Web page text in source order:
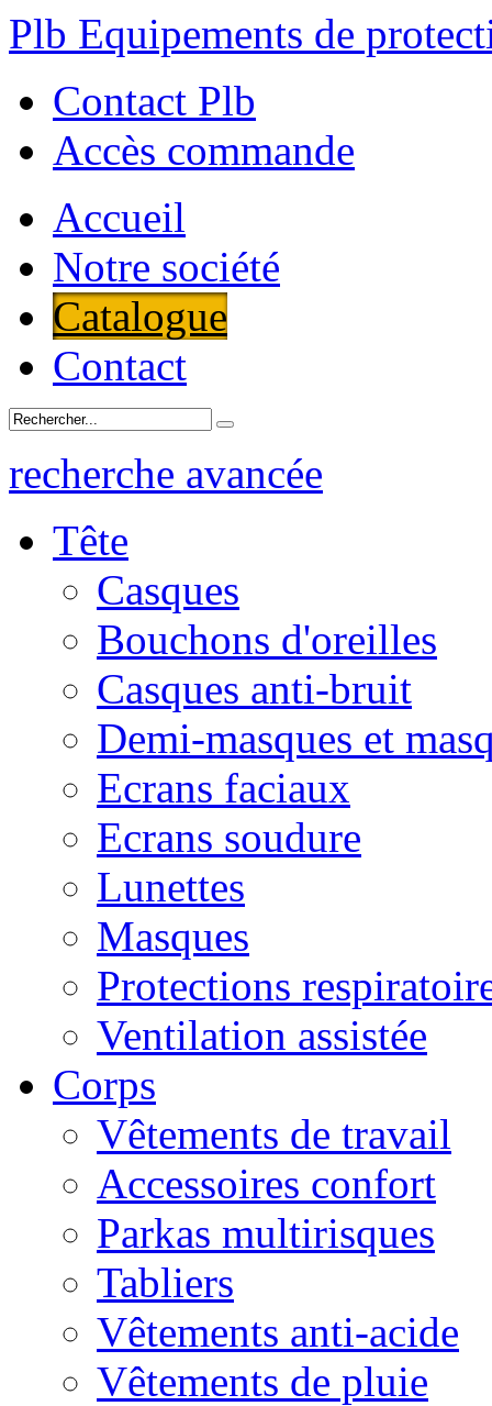
Plb Equipements de
Contact Plb
Accès commande
Accueil
Notre société
Catalogue
Contact
recherche avancée
Tête
Casques
Bouchons d'oreilles
Casques anti-bruit
Demi-masques et
Ecrans faciaux
Ecrans soudure
Lunettes
Masques
Protections
Ventilation assistée
Corps
Vêtements de travail
Accessoires confort
Parkas multirisques
Tabliers
Vêtements anti-acide
Vêtements de pluie